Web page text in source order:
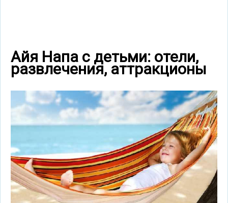
Айя Напа с детьми: отели,
развлечения, аттракционы